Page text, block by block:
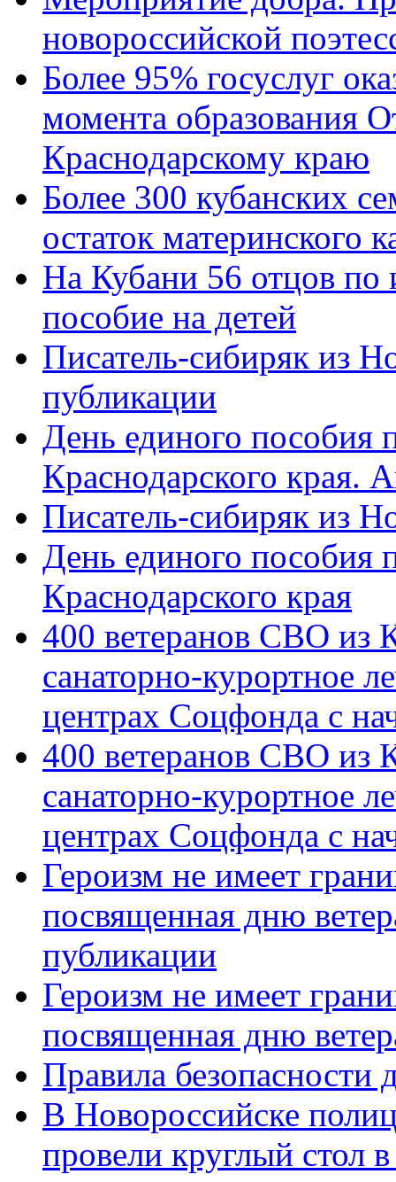
новороссийской
Более 95% госуслуг
момента образования
Краснодарскому краю
Более 300 кубанских
остаток материнского
На Кубани 56 отцов по
пособие на детей
Писатель-сибиряк из
публикации
День единого пособия
Краснодарского края.
Писатель-сибиряк из
День единого пособия
Краснодарского края
400 ветеранов СВО из
санаторно-курортное
центрах Соцфонда с
400 ветеранов СВО из
санаторно-курортное
центрах Соцфонда с
Героизм не имеет
посвященная дню
публикации
Героизм не имеет
посвященная дню
Правила безопасности
В Новороссийске
провели круглый стол